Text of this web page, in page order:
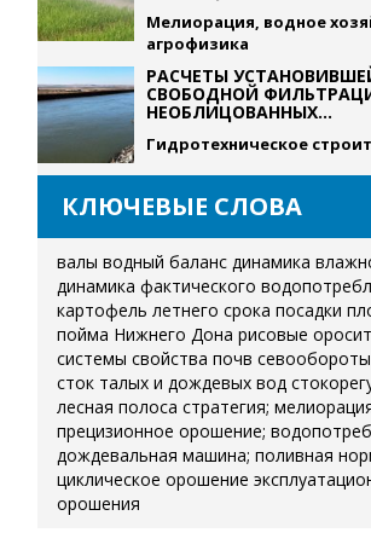
Мелиорация, водное
агрофизика
РАСЧЕТЫ
СВОБОДНОЙ
НЕОБЛИЦОВАННЫХ...
Гидротехническое
КЛЮЧЕВЫЕ СЛОВА
валы водный баланс динамика
динамика фактического
картофель летнего срока посадки
пойма Нижнего Дона рисовые
системы свойства почв севообороты
сток талых и дождевых вод
лесная полоса стратегия;
прецизионное орошение;
дождевальная машина; поливная
циклическое орошение
орошения